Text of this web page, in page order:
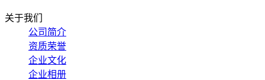
关于我们
公司简介
资质荣誉
企业文化
企业相册